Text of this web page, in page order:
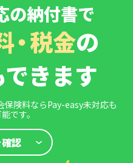
の納付書で
・税金の
できます
険料ならPay-easy未対応も
です。
認